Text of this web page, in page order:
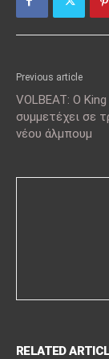
Previous article
VOLBEAT: Ο
συμμετέχει σε
νέου άλμπουμ
RELATED